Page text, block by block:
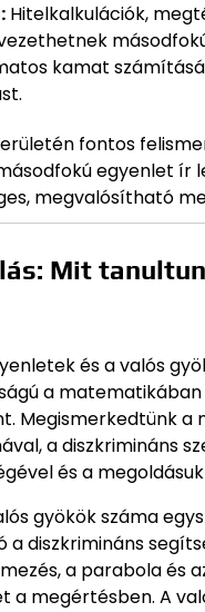
Hitelkalkulációk,
kamat
fontos
egyenlet ír
megvalósítható
Mit
és a valós
a
Megismerkedtünk a
a diszkrimináns
és a
gyökök száma
diszkrimináns
a parabola és
a megértésben. A